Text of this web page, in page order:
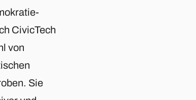
CivicTech
von
Sie